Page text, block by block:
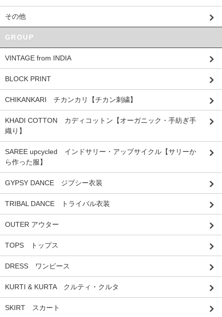
その他
GROUP
VINTAGE from INDIA
BLOCK PRINT
CHIKANKARI チカンカリ【チカン刺繍】
KHADI COTTON カディコットン【オーガニック・手紡ぎ手
織り】
SAREE upcycled インドサリー・アップサイクル【サリーか
ら作った服】
GYPSY DANCE ジプシー衣装
TRIBAL DANCE トライバル衣装
OUTER アウター
TOPS トップス
DRESS ワンピース
KURTI & KURTA クルティ・クルタ
SKIRT スカート